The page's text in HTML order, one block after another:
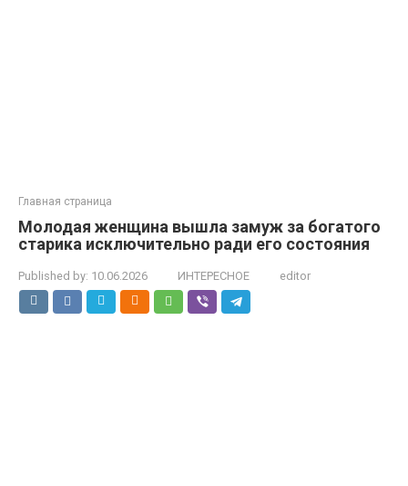
Главная страница
Молодая женщина вышла замуж за богатого
старика исключительно ради его состояния
Published by: 10.06.2026 ИНТЕРЕСНОЕ editor